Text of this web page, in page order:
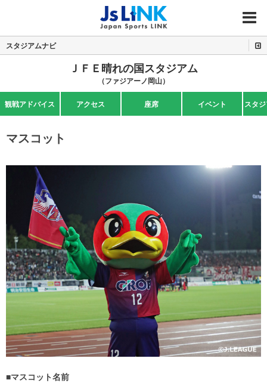
MENU
スタジアムナビ
ＪＦＥ晴れの国スタジアム
（ファジアーノ岡山）
観戦アドバイス アクセス 座席 イベント スタ
マスコット
■マスコット名前